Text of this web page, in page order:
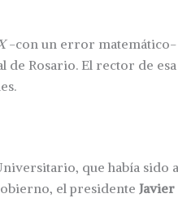
-con un error matemático-
Rosario. El rector de esa
que había sido
el presidente